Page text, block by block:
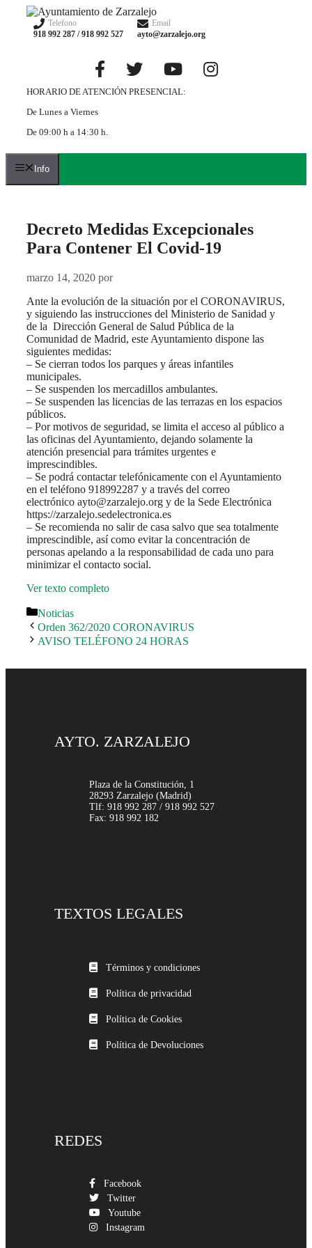
Saltar
contenido
Telefono
918 992 287 / 918 992 527
Email
ayto@zarzalejo.org
HORARIO DE ATENCIÓN PRESENCIAL:
De Lunes a Viernes
De 09:00 h a 14:30 h.
Info
Decreto Medidas Excepcionales
Para Contener El Covid-19
marzo 14, 2020 por
Ante la evolución de la situación por el CORONAVIRUS,
y siguiendo las instrucciones del Ministerio de Sanidad y
de la Dirección General de Salud Pública de la
Comunidad de Madrid, este Ayuntamiento dispone las
siguientes medidas:
– Se cierran todos los parques y áreas infantiles
municipales.
– Se suspenden los mercadillos ambulantes.
– Se suspenden las licencias de las terrazas en los espacios
públicos.
– Por motivos de seguridad, se limita el acceso al público a
las oficinas del Ayuntamiento, dejando solamente la
atención presencial para trámites urgentes e
imprescindibles.
– Se podrá contactar telefónicamente con el Ayuntamiento
en el teléfono 918992287 y a través del correo
electrónico ayto@zarzalejo.org y de la Sede Electrónica
https://zarzalejo.sedelectronica.es
– Se recomienda no salir de casa salvo que sea totalmente
imprescindible, así como evitar la concentración de
personas apelando a la responsabilidad de cada uno para
minimizar el contacto social.
Ver texto completo
Categorías
Noticias
Orden 362/2020 CORONAVIRUS
AVISO TELÉFONO 24 HORAS
AYTO. ZARZALEJO
Plaza de la Constitución, 1
28293 Zarzalejo (Madrid)
Tlf: 918 992 287 / 918 992 527
Fax: 918 992 182
TEXTOS LEGALES
Términos y condiciones
Política de privacidad
Política de Cookies
Política de Devoluciones
REDES
Facebook
Twitter
Youtube
Instagram